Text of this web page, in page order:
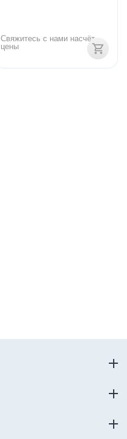
Свяжитесь с нами насчёт
цены